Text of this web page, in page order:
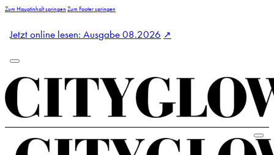
Zum Hauptinhalt springen Zum Footer springen
Jetzt online lesen: Ausgabe 08.2026